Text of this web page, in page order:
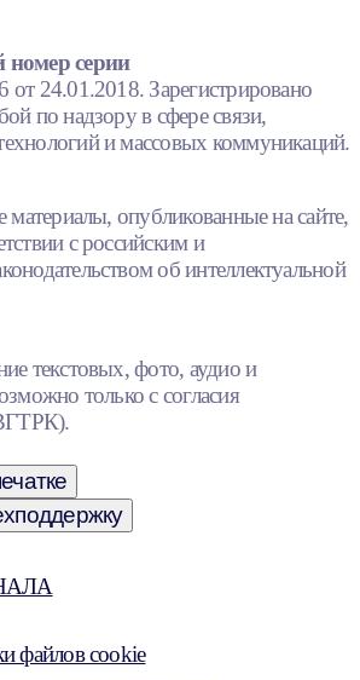
номер серии
24.01.2018. Зарегистрировано
по надзору в сфере связи,
и массовых коммуникаций.
опубликованные на сайте,
с российским и
об интеллектуальной
текстовых, фото, аудио и
только с согласия
файлов cookie